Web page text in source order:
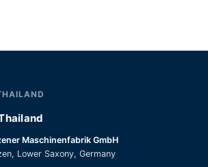
Maschinenfabrik GmbH
Lower Saxony, Germany